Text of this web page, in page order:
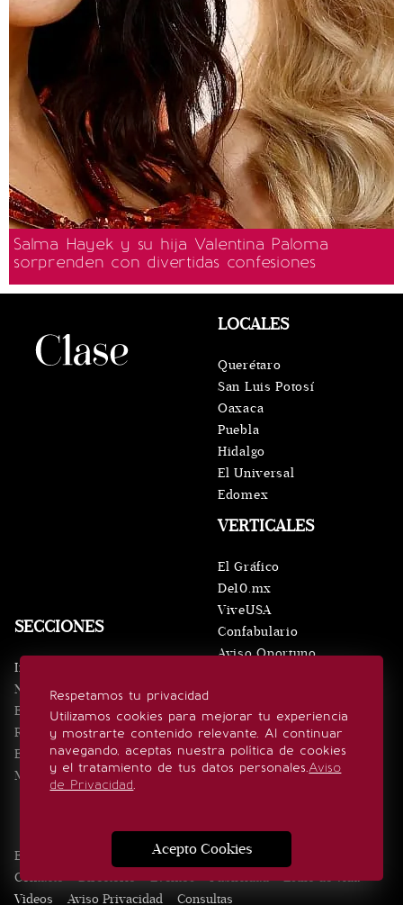
Salma Hayek y su hija Valentina Paloma
sorprenden con divertidas confesiones
Respetamos tu privacidad
Utilizamos cookies para mejorar tu experiencia
y mostrarte contenido relevante. Al continuar
navegando, aceptas nuestra política de cookies
y el tratamiento de tus datos personales.Aviso
de Privacidad.
Acepto Cookies
SECCIONES
Inicio
Noticias
Eventos
Realeza
Estilo de vida
Minuto x Minuto
VERTICALES
El Gráfico
De10.mx
ViveUSA
Confabulario
Aviso Oportuno
LOCALES
Querétaro
San Luis Potosí
Oaxaca
Puebla
Hidalgo
El Universal
Edomex
SÍGUENOS
Edición Impresa Noticias Quiénes somos
Contacto
Directorio Eventos Publicidad
Estilo de vida
Videos
Aviso Privacidad Consultas